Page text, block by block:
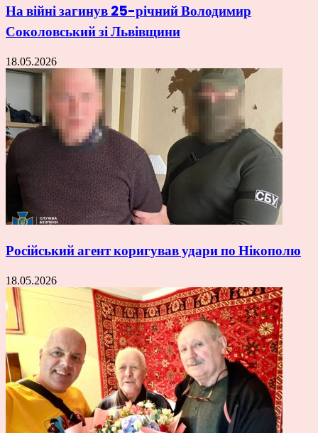
На війні загинув 25-річний Володимир
Соколовський зі Львівщини
18.05.2026
Російський агент коригував удари по Нікополю
18.05.2026